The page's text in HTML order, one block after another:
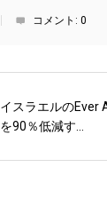
コメント: 0
イスラエルのEver
を90％低減す...